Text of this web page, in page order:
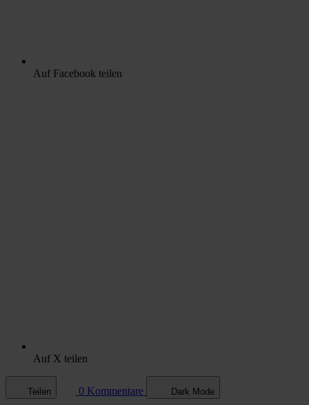
Auf Facebook teilen
Auf X teilen
Teilen 0 Kommentare Dark Mode